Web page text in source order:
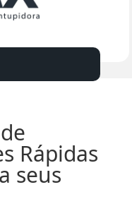
Rápidas
seus